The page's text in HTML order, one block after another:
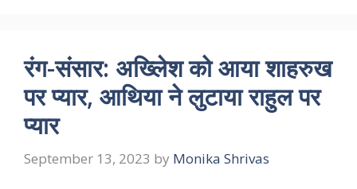
रंग-संसार: अख्लिेश को आया शाहरुख
पर प्यार, आथिया ने लुटाया राहुल पर
प्यार
September 13, 2023 by Monika Shrivas